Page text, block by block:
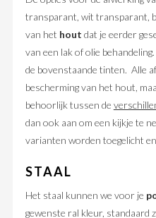
transparant, wit transparant,
van het hout dat je eerder
van een lak of olie
de bovenstaande tinten. Alle
bescherming van het hout,
behoorlijk tussen de
dan ook aan om een kijkje te
varianten worden toegelicht
STAAL
Het staal kunnen we voor je
gewenste ral kleur, standaard